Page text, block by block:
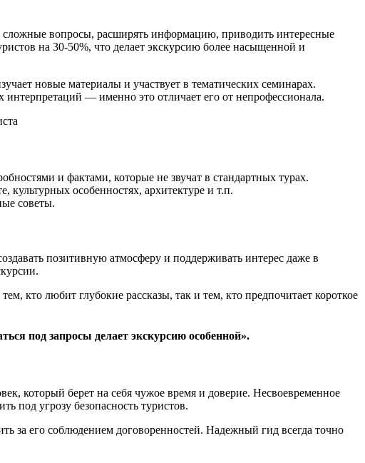
сложные вопросы, расширять информацию, приводить интересные
на 30-50%, что делает экскурсию более насыщенной и
новые материалы и участвует в тематических семинарах.
— именно это отличает его от непрофессионала.
и фактами, которые не звучат в стандартных турах.
культурных особенностях, архитектуре и т.п.
советы.
позитивную атмосферу и поддерживать интерес даже в
кто любит глубокие рассказы, так и тем, кто предпочитает короткое
под запросы делает экскурсию особенной».
который берет на себя чужое время и доверие. Несвоевременное
под угрозу безопасность туристов.
за его соблюдением договоренностей. Надежный гид всегда точно